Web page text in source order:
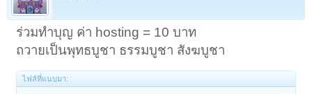
ร่วมทำบุญ ค่า hosting = 10 บาท
ถวายเป็นพุทธบูชา ธรรมบูชา สังฆบูชา
ไฟล์ที่แนบมา: